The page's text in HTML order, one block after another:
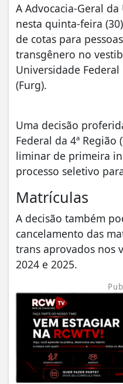
A Advocacia-Geral
nesta quinta-feira
de cotas para
transgênero no
Universidade
(Furg).
Uma decisão
Federal da 4ª Região
liminar de primeira
processo seletivo
Matrículas
A decisão também
cancelamento das
trans aprovados nos
2024 e 2025.